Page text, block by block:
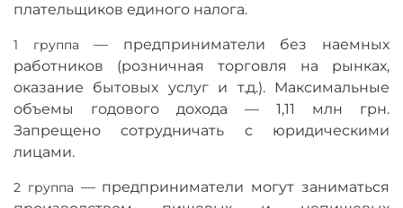
плательщиков единого налога.
1 группа— предприниматели без наемных
работников (розничная торговля на рынках,
оказание бытовых услуг и т.д.). Максимальные
объемы годового дохода — 1,11 млн грн.
Запрещено сотрудничать с юридическими
лицами.
2 группа —предприниматели могут заниматься